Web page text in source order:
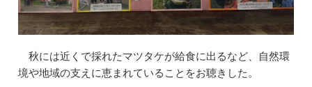
秋には近くで採れたマツタケが給食に出るなど、自然環
境や地域の支えに恵まれていることをお聴きした。